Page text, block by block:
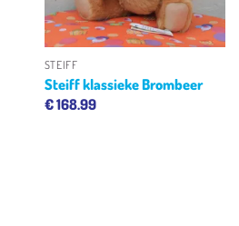
STEIFF
Steiff klassieke Brombeer
€168.99